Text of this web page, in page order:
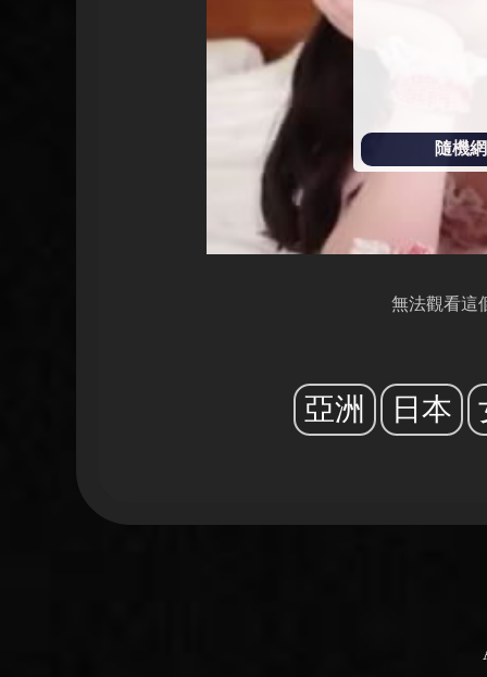
隨機
無法觀看這
亞洲 日本